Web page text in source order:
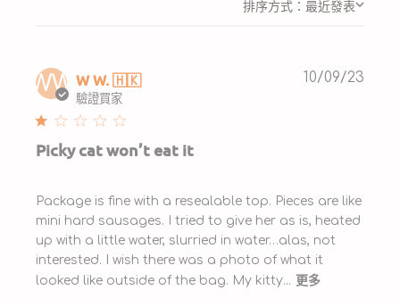
排序方式： 最近發表
WW W W. 🇭🇰
驗證買家
Picky cat won’t eat it
Package is fine with a resealable top. Pieces are like
mini hard sausages. I tried to give her as is, heated
up with a little water, slurried in water…alas, not
interested. I wish there was a photo of what it
looked like outside of the bag. My kitty... 更多
10/09/23